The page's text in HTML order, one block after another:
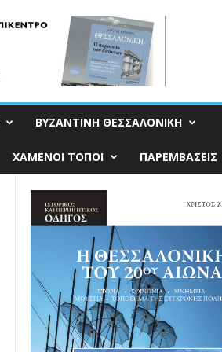
ΒΥΖΑΝΤΙΝΗ ΘΕΣΣΑΛΟΝΙΚΗ
ΧΑΜΕΝΟΙ ΤΟΠΟΙ ΠΑΡΕΜΒΑΣΕΙΣ